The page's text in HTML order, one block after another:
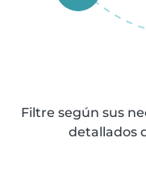
Filtre según sus
detallados